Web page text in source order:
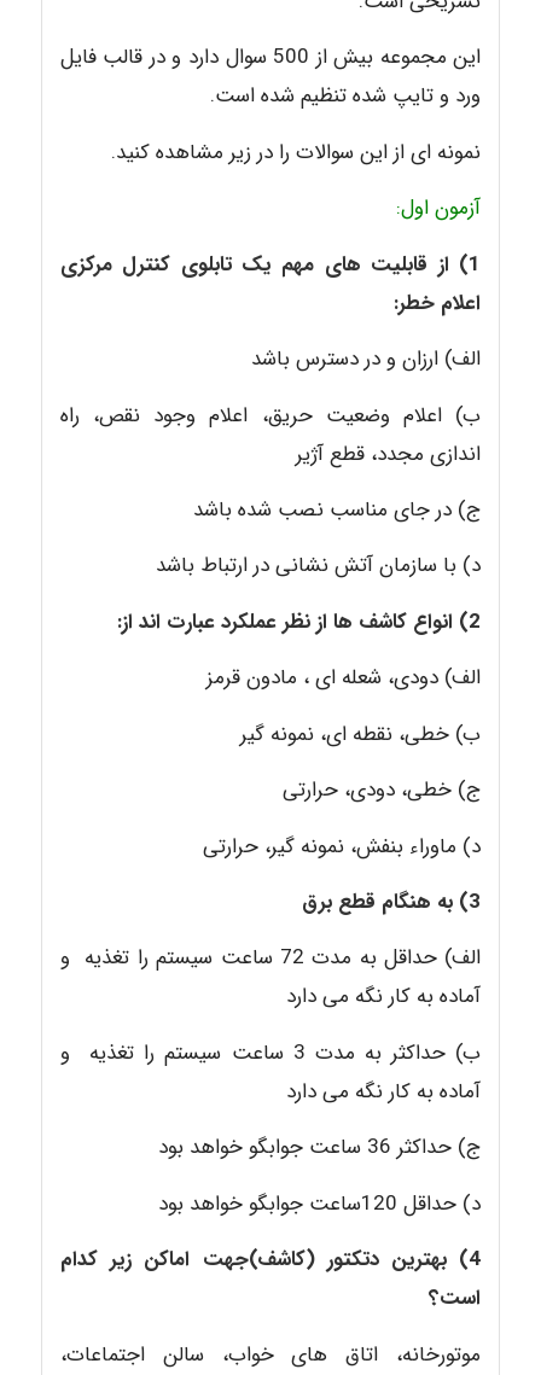
این مجموعه بیش از 500 سوال دارد و در قالب فایل
ورد و تایپ شده تنظیم شده است.
نمونه ای از این سوالات را در زیر مشاهده کنید.
آزمون اول:
1) از قابلیت های مهم یک تابلوی کنترل مرکزی
اعلام خطر:
الف) ارزان و در دسترس باشد
ب) اعلام وضعیت حریق، اعلام وجود نقص، راه
اندازی مجدد، قطع آژیر
ج) در جای مناسب نصب شده باشد
د) با سازمان آتش نشانی در ارتباط باشد
2) انواع کاشف ها از نظر عملکرد عبارت اند از:
الف) دودی، شعله ای ، مادون قرمز
ب) خطی، نقطه ای، نمونه گیر
ج) خطی، دودی، حرارتی
د) ماوراء بنفش، نمونه گیر، حرارتی
3) به هنگام قطع برق
الف) حداقل به مدت 72 ساعت سیستم را تغذیه و
آماده به کار نگه می دارد
ب) حداکثر به مدت 3 ساعت سیستم را تغذیه و
آماده به کار نگه می دارد
ج) حداکثر 36 ساعت جوابگو خواهد بود
د) حداقل 120ساعت جوابگو خواهد بود
4) بهترین دتکتور (کاشف)جهت اماکن زیر کدام
است؟
موتورخانه، اتاق های خواب، سالن اجتماعات،